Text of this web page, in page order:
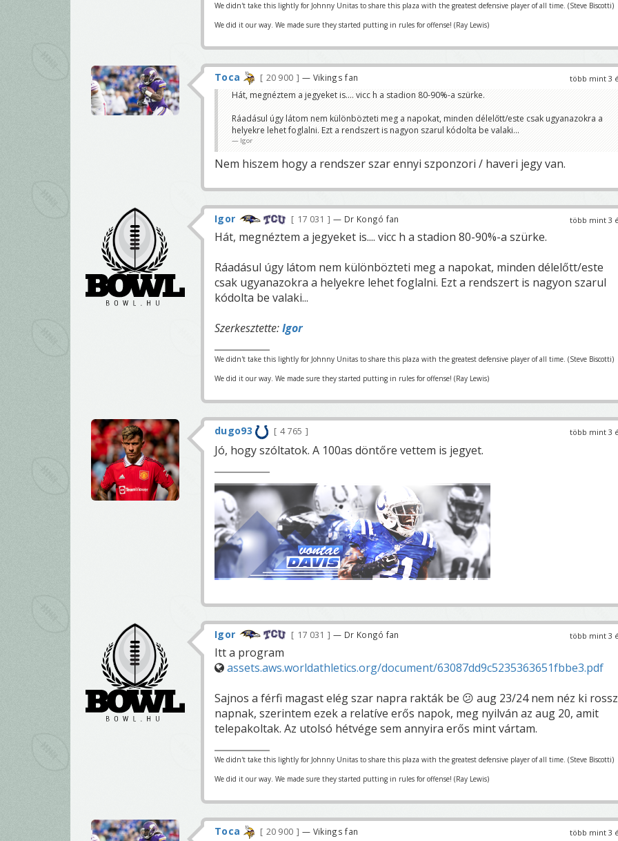
We didn't take this lightly for Johnny Unitas to share this plaza with the greatest defensive player of all time. (Steve Biscotti)
We did it our way. We made sure they started putting in rules for offense! (Ray Lewis)
több mint 3
Toca 20 900 — Vikings fan
Hát, megnéztem a jegyeket is.... vicc h a stadion 80-90%-a szürke.
Ráadásul úgy látom nem különbözteti meg a napokat, minden délelőtt/este csak ugyanazokra a
helyekre lehet foglalni. Ezt a rendszert is nagyon szarul kódolta be valaki...
Igor
Nem hiszem hogy a rendszer szar ennyi szponzori / haveri jegy van.
több mint 3
Igor 17 031 — Dr Kongó fan
Hát, megnéztem a jegyeket is.... vicc h a stadion 80-90%-a szürke.
Ráadásul úgy látom nem különbözteti meg a napokat, minden délelőtt/este
csak ugyanazokra a helyekre lehet foglalni. Ezt a rendszert is nagyon szarul
kódolta be valaki...
Szerkesztette:Igor
We didn't take this lightly for Johnny Unitas to share this plaza with the greatest defensive player of all time. (Steve Biscotti)
We did it our way. We made sure they started putting in rules for offense! (Ray Lewis)
több mint 3
dugo93 4 765
Jó, hogy szóltatok. A 100as döntőre vettem is jegyet.
több mint 3
Igor 17 031 — Dr Kongó fan
Itt a program
assets.aws.worldathletics.org/document/63087dd9c5235363651fbbe3.pdf
Sajnos a férfi magast elég szar napra rakták be 😕 aug 23/24 nem néz ki rossz
napnak, szerintem ezek a relatíve erős napok, meg nyilván az aug 20, amit
telepakoltak. Az utolsó hétvége sem annyira erős mint vártam.
We didn't take this lightly for Johnny Unitas to share this plaza with the greatest defensive player of all time. (Steve Biscotti)
We did it our way. We made sure they started putting in rules for offense! (Ray Lewis)
több mint 3
Toca 20 900 — Vikings fan